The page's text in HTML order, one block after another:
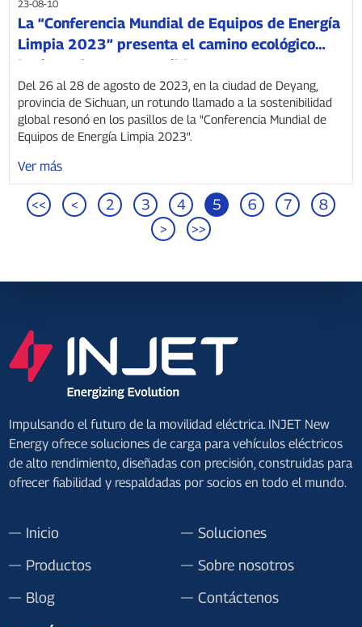
23-08-10
La “Conferencia Mundial de Equipos de Energía
Limpia 2023” presenta el camino ecológico
hacia un futuro sostenible.
Del 26 al 28 de agosto de 2023, en la ciudad de Deyang,
provincia de Sichuan, un rotundo llamado a la sostenibilidad
global resonó en los pasillos de la "Conferencia Mundial de
Equipos de Energía Limpia 2023".
Ver más
<< < 2 3 4 5 6 7
8
>
>>
Impulsando el futuro de la movilidad eléctrica. INJET New
Energy ofrece soluciones de carga para vehículos eléctricos
de alto rendimiento, diseñadas con precisión, construidas para
ofrecer fiabilidad y respaldadas por socios en todo el mundo.
Inicio
Soluciones
Productos
Sobre nosotros
Blog
Contáctenos